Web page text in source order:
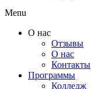
Menu
О нас
Отзывы
О нас
Контакты
Программы
Колледж